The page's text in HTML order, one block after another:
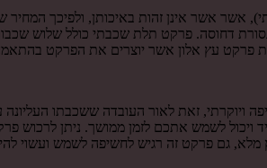
אשר אינן זהות באיכותן, ולפיכך המחיר
דחוסה. פרקט תלת שכבתי כולל שלוש
פרקט עץ אלון אשר יוצרים את הפרקט
זאת לאור העובדה ששכבתו
לשמש אתכם לזמן ממושך. ניתן לרכוש
גם פרקט זה רגיש לחשיפה לשמש ועשוי